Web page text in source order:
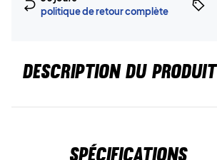
politique de retour complète
DESCRIPTION DU PRODUIT
Spécifications